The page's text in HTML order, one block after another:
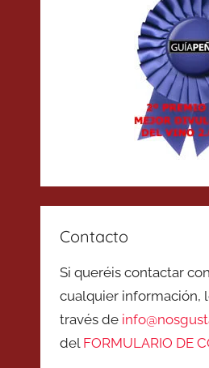
Contacto
Si queréis contactar
cualquier información,
través de
del FORMULARIO DE